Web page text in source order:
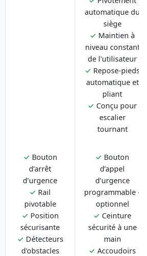
automatique du
siège
✓ Maintien à
niveau constant
de l'utilisateur
✓ Repose-pieds
automatique et
pliant
✓ Conçu pour
escalier
tournant
✓ Bouton
d’arrêt
d’urgence
✓ Rail
pivotable
✓ Position
sécurisante
✓ Détecteurs
d'obstacles
✓ Bouton
d’appel
d’urgence
programmable -
optionnel
✓ Ceinture
sécurité à une
main
✓ Accoudoirs